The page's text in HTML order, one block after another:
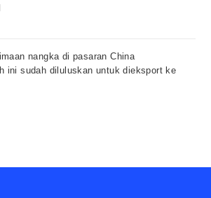
nangka di pasaran China
ini sudah diluluskan untuk dieksport ke